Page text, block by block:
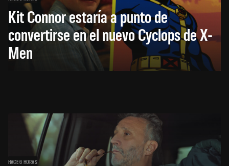
Kit Connor estaría a punto de
convertirse en el nuevo Cyclops de X-
Men
HACE 6 HORAS